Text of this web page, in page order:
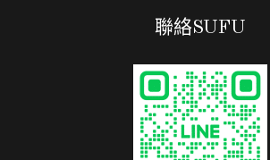
聯絡SUFU